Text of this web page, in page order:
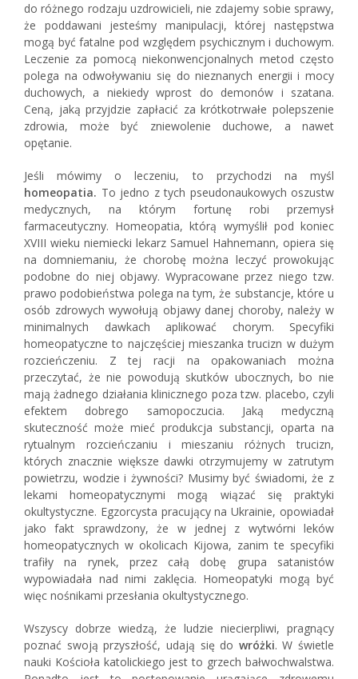
do różnego rodzaju uzdrowicieli, nie zdajemy sobie sprawy,
że poddawani jesteśmy manipulacji, której następstwa
mogą być fatalne pod względem psychicznym i duchowym.
Leczenie za pomocą niekonwencjonalnych metod często
polega na odwoływaniu się do nieznanych energii i mocy
duchowych, a niekiedy wprost do demonów i szatana.
Ceną, jaką przyjdzie zapłacić za krótkotrwałe polepszenie
zdrowia, może być zniewolenie duchowe, a nawet
opętanie.
Jeśli mówimy o leczeniu, to przychodzi na myśl
homeopatia. To jedno z tych pseudonaukowych oszustw
medycznych, na którym fortunę robi przemysł
farmaceutyczny. Homeopatia, którą wymyślił pod koniec
XVIII wieku niemiecki lekarz Samuel Hahnemann, opiera się
na domniemaniu, że chorobę można leczyć prowokując
podobne do niej objawy. Wypracowane przez niego tzw.
prawo podobieństwa polega na tym, że substancje, które u
osób zdrowych wywołują objawy danej choroby, należy w
minimalnych dawkach aplikować chorym. Specyfiki
homeopatyczne to najczęściej mieszanka trucizn w dużym
rozcieńczeniu. Z tej racji na opakowaniach można
przeczytać, że nie powodują skutków ubocznych, bo nie
mają żadnego działania klinicznego poza tzw. placebo, czyli
efektem dobrego samopoczucia. Jaką medyczną
skuteczność może mieć produkcja substancji, oparta na
rytualnym rozcieńczaniu i mieszaniu różnych trucizn,
których znacznie większe dawki otrzymujemy w zatrutym
powietrzu, wodzie i żywności? Musimy być świadomi, że z
lekami homeopatycznymi mogą wiązać się praktyki
okultystyczne. Egzorcysta pracujący na Ukrainie, opowiadał
jako fakt sprawdzony, że w jednej z wytwórni leków
homeopatycznych w okolicach Kijowa, zanim te specyfiki
trafiły na rynek, przez całą dobę grupa satanistów
wypowiadała nad nimi zaklęcia. Homeopatyki mogą być
więc nośnikami przesłania okultystycznego.
Wszyscy dobrze wiedzą, że ludzie niecierpliwi, pragnący
poznać swoją przyszłość, udają się do wróżki. W świetle
nauki Kościoła katolickiego jest to grzech bałwochwalstwa.